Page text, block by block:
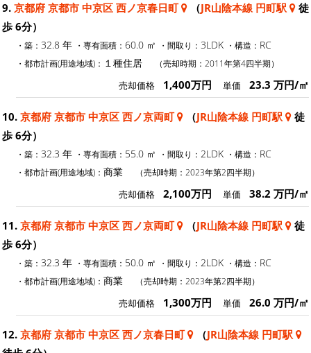
9. 京都府 京都市 中京区 西ノ京春日町 （JR山陰本線 円町駅
徒
歩 6分）
・築： 32.8 年 ・専有面積： 60.0 ㎡ ・間取り： 3LDK ・構造： RC
・都市計画(用途地域)： １種住居 （売却時期：2011年第4四半期）
売却価格 1,400万円 単価 23.3 万円/㎡
10. 京都府 京都市 中京区 西ノ京両町 （JR山陰本線 円町駅
徒
歩 6分）
・築： 32.3 年 ・専有面積： 55.0 ㎡ ・間取り： 2LDK ・構造： RC
・都市計画(用途地域)： 商業 （売却時期：2023年第2四半期）
売却価格 2,100万円 単価 38.2 万円/㎡
11. 京都府 京都市 中京区 西ノ京両町 （JR山陰本線 円町駅
徒
歩 6分）
・築： 32.3 年 ・専有面積： 50.0 ㎡ ・間取り： 2LDK ・構造： RC
・都市計画(用途地域)： 商業 （売却時期：2023年第2四半期）
売却価格 1,300万円 単価 26.0 万円/㎡
12. 京都府 京都市 中京区 西ノ京春日町 （JR山陰本線 円町駅